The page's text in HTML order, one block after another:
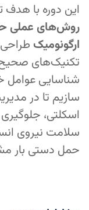
این دوره با هدف
روش‌های عملی
ارگونومیک
تکنیک‌های صحیح
شناسایی عوامل
سازیم تا در
اسکلتی،
سلامت نیروی
حمل دستی بار